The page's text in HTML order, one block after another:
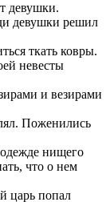
девушки.
девушки решил
ткать ковры.
невесты
и везирами
Поженились
нищего
что о нем
царь попал